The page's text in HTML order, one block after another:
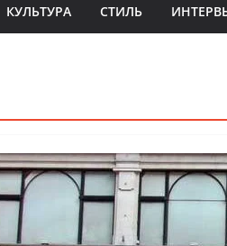
КУЛЬТУРА СТИЛЬ